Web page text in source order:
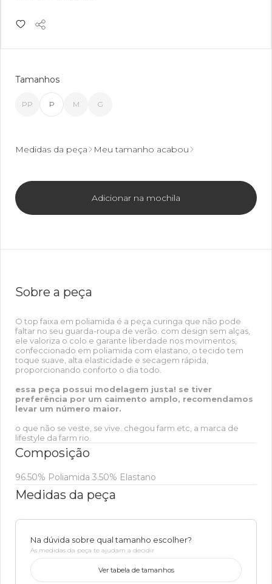
Tamanhos
PP P M G
Medidas da peça Meu tamanho acabou
Adicionar na mochila
Sobre a peça
O top faixa em poliamida é a peça curinga que não pode
faltar no seu guarda-roupa de verão. com design sem alças,
ele valoriza o colo e garante liberdade nos movimentos,
confeccionado em poliamida com elastano, o tecido tem
toque suave, alta elasticidade e secagem rápida,
proporcionando conforto o dia todo.
essa peça possui modelagem justa! se tiver
preferência por um caimento amplo, recomendamos
levar um número maior.
o que não se veste, se vive. chegou farm etc, a marca de
lifestyle da farm rio.
Composição
96.50% Poliamida 3.50% Elastano
Medidas da peça
Na dúvida sobre qual tamanho escolher?
As medidas da peça te ajudam a decidir
Ver tabela de tamanhos